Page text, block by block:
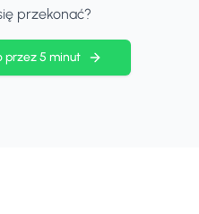
przekonać?
przez 5 minut